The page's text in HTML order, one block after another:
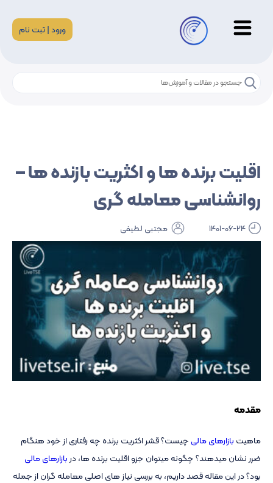
ورود | ثبت نام
اقلیت برنده ها و اکثریت بازنده ها –
روانشناسی معامله گری
1401-06-24 مجتبی لطیفی
مقدمه
ماهیت بازارهای مالی چیست؟ قشر اکثریت برنده چه رفتاری از خود هنگام
ضرر نشان میدهند؟ چگونه میتوان جزو اقلیت برنده ها، دربازارهای مالی
بود؟ در این مقاله قصد داریم، به بررسی نیاز های اصلی معامله گران از جمله